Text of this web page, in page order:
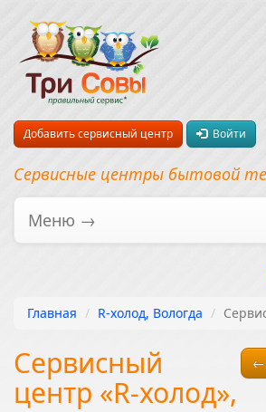
Добавить сервисный центр Войти
Сервисные центры бытовой
Меню →
Главная R-холод, Вологда
←
Сервисный
центр «R-холод»,